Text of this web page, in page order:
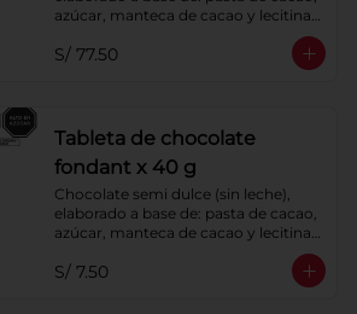
azúcar, manteca de cacao y lecitina
S/ 77.50
Tableta de chocolate
fondant x 40 g
Chocolate semi dulce (sin leche),
elaborado a base de: pasta de cacao,
azúcar, manteca de cacao y lecitina
S/ 7.50